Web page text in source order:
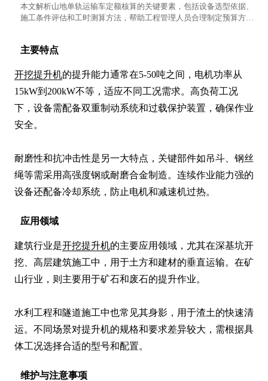
本文解析山地单轨运输车定额核算的关键要素，包括设备选型依据、
施工条件评估和工时测算方法，帮助工程管理人员合理制定预算方
主要特点
开挖提升机的提升能力通常在5-50吨之间，电机功率从
15kW到200kW不等，适应不同工况需求。高负荷工况
下，设备需配备双重制动系统和过载保护装置，确保作业
安全。
耐磨性和抗冲击性是另一大特点，关键部件如吊斗、钢丝
绳等需采用高强度钢或耐磨合金制造。连续作业能力强的
设备还配备冷却系统，防止电机和减速机过热。
应用领域
建筑行业是开挖提升机的主要应用领域，尤其在深基坑开
挖、高层建筑施工中，用于土方和建材的垂直运输。在矿
山行业，则主要用于矿石和废石的提升作业。
水利工程和隧道施工中也常见其身影，用于渣土的快速清
运。不同场景对提升机的规格和要求差异较大，需根据具
体工况选择合适的型号和配置。
维护与注意事项